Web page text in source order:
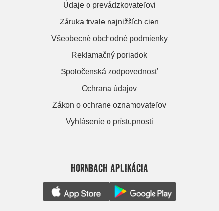
Údaje o prevádzkovateľovi
Záruka trvale najnižších cien
Všeobecné obchodné podmienky
Reklamačný poriadok
Spoločenská zodpovednosť
Ochrana údajov
Zákon o ochrane oznamovateľov
Vyhlásenie o prístupnosti
HORNBACH APLIKÁCIA